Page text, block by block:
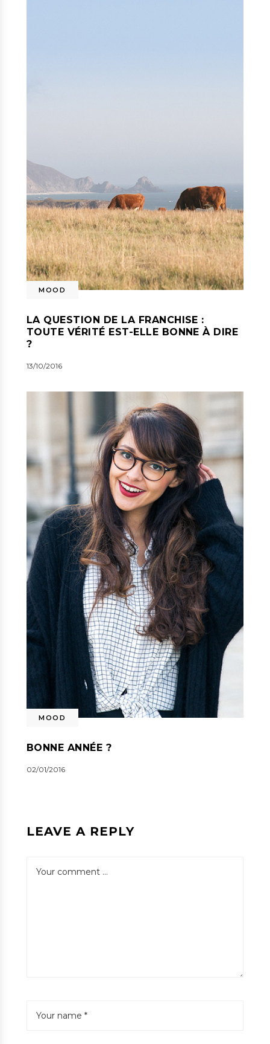
MOOD
LA QUESTION DE LA FRANCHISE :
TOUTE VÉRITÉ EST-ELLE BONNE À DIRE
?
13/10/2016
MOOD
BONNE ANNÉE ?
02/01/2016
LEAVE A REPLY